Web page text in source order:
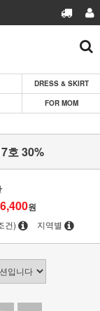
DRESS & SKIRT
FOR MOM
호 30%
원
건) 지역별